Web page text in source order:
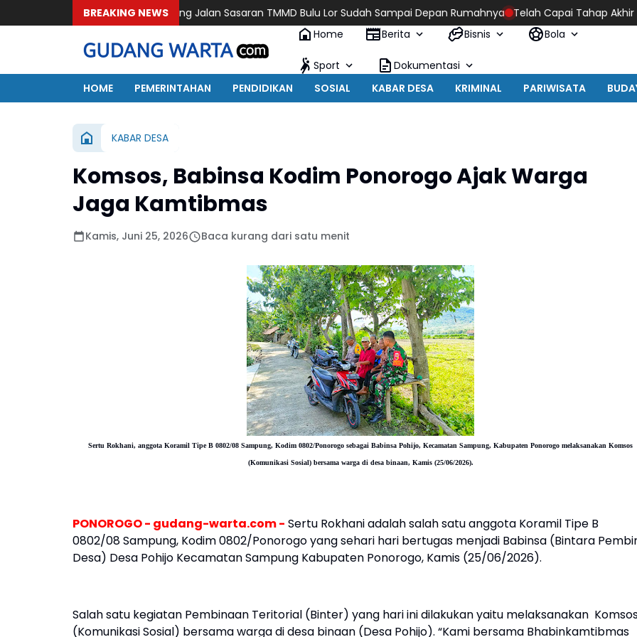
BREAKING NEWS
Senang, Paving Jalan Sasaran TMMD Bulu Lor Sudah Sampai Depan Rumahnya Telah Capai Tahap Akhir Pembangunan
Home
Berita Bisnis Bola
Sport
Dokumentasi
HOME
PEMERINTAHAN PENDIDIKAN SOSIAL KABAR DESA KRIMINAL PARIWISATA
KABAR DESA
Komsos, Babinsa Kodim Ponorogo Ajak Warga
Jaga Kamtibmas
Kamis, Juni 25, 2026 Baca kurang dari satu menit
Sertu Rokhani, anggota Koramil Tipe B 0802/08 Sampung, Kodim 0802/Ponorogo sebagai Babinsa Pohijo, Kecamatan Sampung, Kabupaten Ponorogo melaksanakan Komsos
(Komunikasi Sosial) bersama warga di desa binaan, Kamis (25/06/2026).
PONOROGO - gudang-warta.com - Sertu Rokhani adalah salah satu anggota Koramil Tipe B
0802/08 Sampung, Kodim 0802/Ponorogo yang sehari hari bertugas menjadi Babinsa (Bintara
Desa) Desa Pohijo Kecamatan Sampung Kabupaten Ponorogo, Kamis (25/06/2026).
Salah satu kegiatan Pembinaan Teritorial (Binter) yang hari ini dilakukan yaitu melaksanakan
(Komunikasi Sosial) bersama warga di desa binaan (Desa Pohijo). “Kami bersama Bhabinkamtibmas